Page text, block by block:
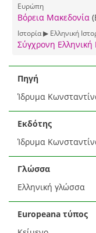
Ευρώπη
Βόρεια Μακεδονία
Ιστορία ▶ Ελληνική
Σύγχρονη Ελληνική
Πηγή
Ίδρυμα
Εκδότης
Ίδρυμα
Γλώσσα
Ελληνική γλώσσα
Europeana τύπος